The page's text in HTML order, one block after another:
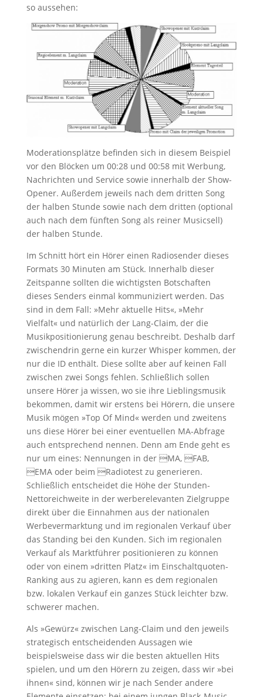
so aussehen:
Moderationsplätze befinden sich in diesem Beispiel
vor den Blöcken um 00:28 und 00:58 mit Werbung,
Nachrichten und Service sowie innerhalb der Show-
Opener. Außerdem jeweils nach dem dritten Song
der halben Stunde sowie nach dem dritten (optional
auch nach dem fünften Song als reiner Musicsell)
der halben Stunde.
Im Schnitt hört ein Hörer einen Radiosender dieses
Formats 30 Minuten am Stück. Innerhalb dieser
Zeitspanne sollten die wichtigsten Botschaften
dieses Senders einmal kommuniziert werden. Das
sind in dem Fall: »Mehr aktuelle Hits«, »Mehr
Vielfalt« und natürlich der Lang-Claim, der die
Musikpositionierung genau beschreibt. Deshalb darf
zwischendrin gerne ein kurzer Whisper kommen, der
nur die ID enthält. Diese sollte aber auf keinen Fall
zwischen zwei Songs fehlen. Schließlich sollen
unsere Hörer ja wissen, wo sie ihre Lieblingsmusik
bekommen, damit wir erstens bei Hörern, die unsere
Musik mögen »Top Of Mind« werden und zweitens
uns diese Hörer bei einer eventuellen MA-Abfrage
auch entsprechend nennen. Denn am Ende geht es
nur um eines: Nennungen in der MA, FAB,
EMA oder beim Radiotest zu generieren.
Schließlich entscheidet die Höhe der Stunden-
Nettoreichweite in der werberelevanten Zielgruppe
direkt über die Einnahmen aus der nationalen
Werbevermarktung und im regionalen Verkauf über
das Standing bei den Kunden. Sich im regionalen
Verkauf als Marktführer positionieren zu können
oder von einem »dritten Platz« im Einschaltquoten-
Ranking aus zu agieren, kann es dem regionalen
bzw. lokalen Verkauf ein ganzes Stück leichter bzw.
schwerer machen.
Als »Gewürz« zwischen Lang-Claim und den jeweils
strategisch entscheidenden Aussagen wie
beispielsweise dass wir die besten aktuellen Hits
spielen, und um den Hörern zu zeigen, dass wir »bei
ihnen« sind, können wir je nach Sender andere